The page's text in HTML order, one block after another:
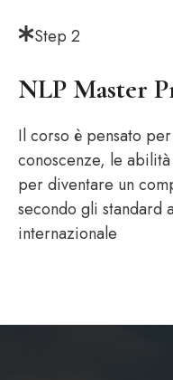
Step 2
NLP Master
Il corso è pensato
conoscenze, le
per diventare un
secondo gli standard
internazionale